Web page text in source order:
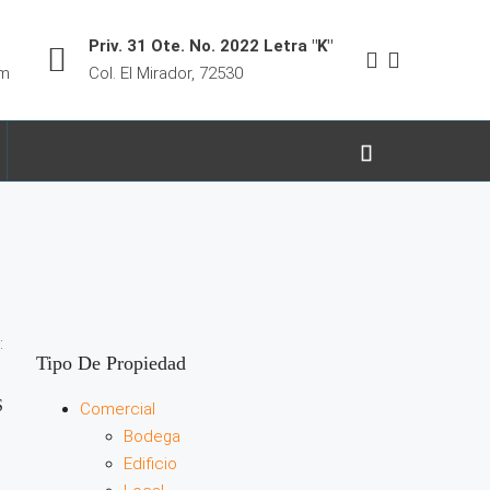
Priv. 31 Ote. No. 2022 Letra "K"
Col. El Mirador, 72530
Tipo De Propiedad
Comercial
Bodega
Edificio